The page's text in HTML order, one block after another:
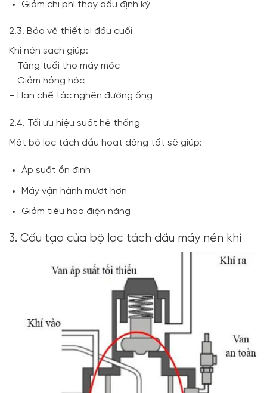
Giảm chi phí thay dầu định kỳ
2.3. Bảo vệ thiết bị đầu cuối
Khí nén sạch giúp:
– Tăng tuổi thọ máy móc
– Giảm hỏng hóc
– Hạn chế tắc nghẽn đường ống
2.4. Tối ưu hiệu suất hệ thống
Một bộ lọc tách dầu hoạt động tốt sẽ giúp:
Áp suất ổn định
Máy vận hành mượt hơn
Giảm tiêu hao điện năng
3. Cấu tạo của bộ lọc tách dầu máy nén khí